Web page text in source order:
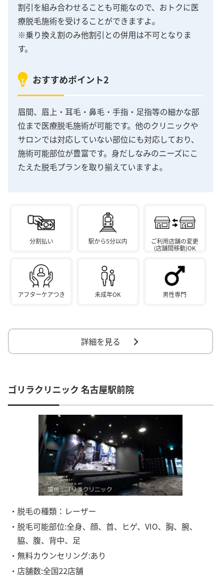
割引を組み合わせることも可能なので、おトクに医
療脱毛施術を受けることができますよ。
※乗り換え割のみ他割引との併用は不可となりま
す。
おすすめポイント2
眉間、眉上・耳毛・鼻毛・手指・足指等の細かな部
位まで医療脱毛施術が可能です。他のクリニックや
サロンでは対応していない部位にも対応しており、
施術可能部位が豊富です。身だしなみのニーズにこ
たえた脱毛プランを取り揃えていますよ。
分割払い 駅から5分以内
ご利用店舗の変更
(店舗間移動)OK
アフターケアつき 未成年OK 男性専門
詳細を見る
ゴリラクリニック 名古屋駅前院
・脱毛の種類：レーザー
・脱毛可能部位:全身、顔、首、ヒゲ、VIO、胸、腕、
脇、腹、背中、足
・無料カウンセリング:あり
・店舗数:全国22店舗